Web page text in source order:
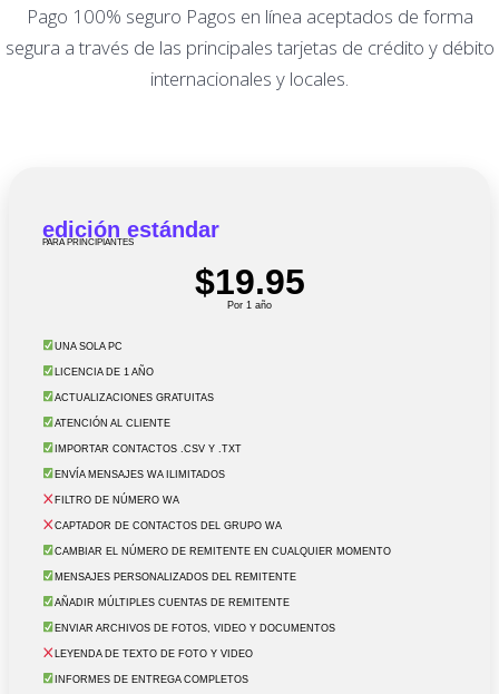
Pago 100% seguro Pagos en línea aceptados de forma
segura a través de las principales tarjetas de crédito y débito
internacionales y locales.
edición estándar
PARA PRINCIPIANTES
$19.95
Por 1 año
UNA SOLA PC
LICENCIA DE 1 AÑO
ACTUALIZACIONES GRATUITAS
ATENCIÓN AL CLIENTE
IMPORTAR CONTACTOS .CSV Y .TXT
ENVÍA MENSAJES WA ILIMITADOS
FILTRO DE NÚMERO WA
CAPTADOR DE CONTACTOS DEL GRUPO WA
CAMBIAR EL NÚMERO DE REMITENTE EN CUALQUIER MOMENTO
MENSAJES PERSONALIZADOS DEL REMITENTE
AÑADIR MÚLTIPLES CUENTAS DE REMITENTE
ENVIAR ARCHIVOS DE FOTOS, VIDEO Y DOCUMENTOS
LEYENDA DE TEXTO DE FOTO Y VIDEO
INFORMES DE ENTREGA COMPLETOS